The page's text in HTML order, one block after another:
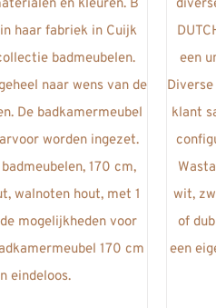
gekozen
worden
op
de
productpagina